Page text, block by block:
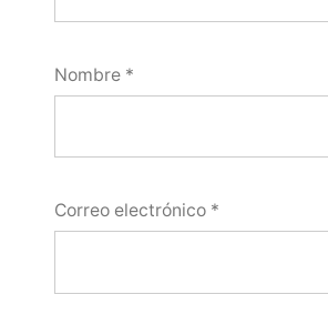
Nombre *
Correo electrónico *